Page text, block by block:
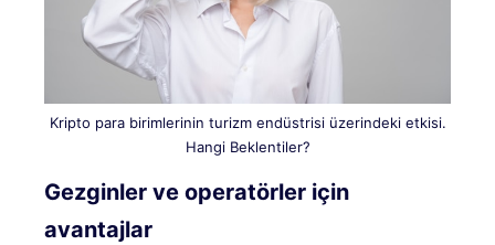
Kripto para birimlerinin turizm endüstrisi üzerindeki etkisi.
Hangi Beklentiler?
Gezginler ve operatörler için
avantajlar